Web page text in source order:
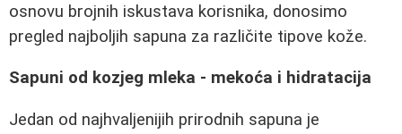
osnovu brojnih iskustava korisnika, donosimo
pregled najboljih sapuna za različite tipove kože.
Sapuni od kozjeg mleka - mekoća i hidratacija
Jedan od najhvaljenijih prirodnih sapuna je